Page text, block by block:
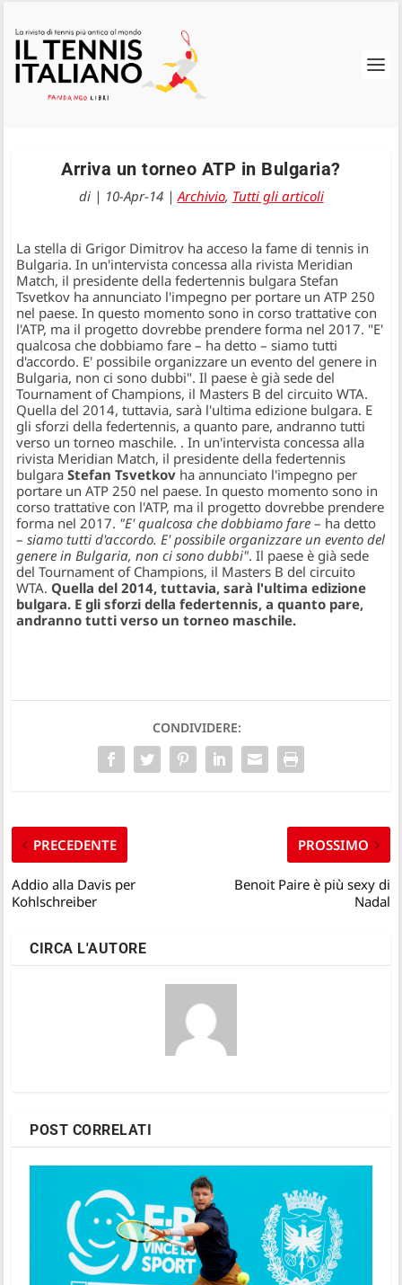
Arriva un torneo ATP in Bulgaria?
di | 10-Apr-14|Archivio, Tutti gli articoli
La stella di Grigor Dimitrov ha acceso la fame di tennis in
Bulgaria. In un'intervista concessa alla rivista Meridian
Match, il presidente della federtennis bulgara Stefan
Tsvetkov ha annunciato l'impegno per portare un ATP 250
nel paese. In questo momento sono in corso trattative con
l'ATP, ma il progetto dovrebbe prendere forma nel 2017. "E'
qualcosa che dobbiamo fare – ha detto – siamo tutti
d'accordo. E' possibile organizzare un evento del genere in
Bulgaria, non ci sono dubbi". Il paese è già sede del
Tournament of Champions, il Masters B del circuito WTA.
Quella del 2014, tuttavia, sarà l'ultima edizione bulgara. E
gli sforzi della federtennis, a quanto pare, andranno tutti
verso un torneo maschile. . In un'intervista concessa alla
rivista Meridian Match, il presidente della federtennis
bulgaraStefan Tsvetkov ha annunciato l'impegno per
portare un ATP 250 nel paese. In questo momento sono in
corso trattative con l'ATP, ma il progetto dovrebbe prendere
forma nel 2017. "E' qualcosa che dobbiamo fare – ha detto
–siamo tutti d'accordo. E' possibile organizzare un evento del
genere in Bulgaria, non ci sono dubbi". Il paese è già sede
del Tournament of Champions, il Masters B del circuito
WTA.Quella del 2014, tuttavia, sarà l'ultima edizione
bulgara. E gli sforzi della federtennis, a quanto pare,
andranno tutti verso un torneo maschile.
CONDIVIDERE:
PRECEDENTE
Addio alla Davis per
Kohlschreiber
PROSSIMO
Benoit Paire è più sexy di
Nadal
CIRCA L'AUTORE
POST CORRELATI